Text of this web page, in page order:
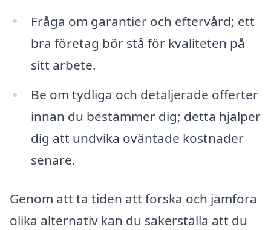
Fråga om garantier och eftervård; ett
bra företag bör stå för kvaliteten på
sitt arbete.
Be om tydliga och detaljerade offerter
innan du bestämmer dig; detta hjälper
dig att undvika oväntade kostnader
senare.
Genom att ta tiden att forska och jämföra
olika alternativ kan du säkerställa att du